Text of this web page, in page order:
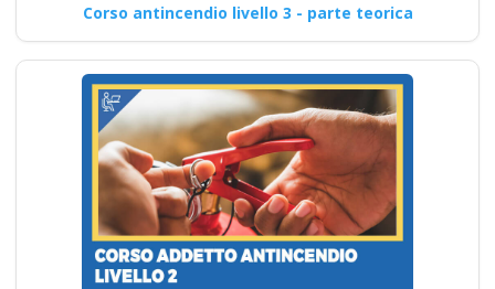
Corso antincendio livello 3 - parte teorica